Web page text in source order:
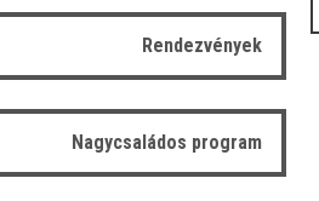
Rendezvények
Nagycsaládos program